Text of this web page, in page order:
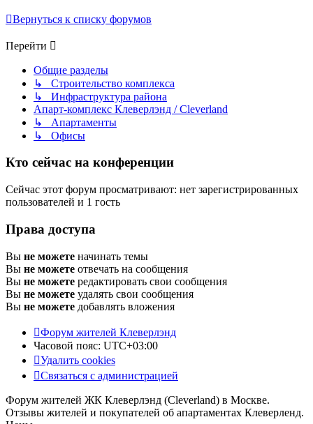
Вернуться к списку форумов
Перейти
Общие разделы
↳ Строительство комплекса
↳ Инфраструктура района
Апарт-комплекс Клеверлэнд / Cleverland
↳ Апартаменты
↳ Офисы
Кто сейчас на конференции
Сейчас этот форум просматривают: нет зарегистрированных
пользователей и 1 гость
Права доступа
Вы не можете начинать темы
Вы не можете отвечать на сообщения
Вы не можете редактировать свои сообщения
Вы не можете удалять свои сообщения
Вы не можете добавлять вложения
Форум жителей Клеверлэнд
Часовой пояс: UTC+03:00
Удалить cookies
Связаться с администрацией
Форум жителей ЖК Клеверлэнд (Cleverland) в Москве.
Отзывы жителей и покупателей об апартаментах Клеверленд.